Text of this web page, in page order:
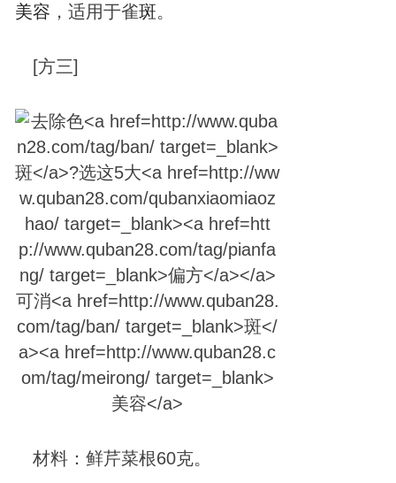
美容 ，适用于雀斑。
[方三]
材料：鲜芹菜根60克。